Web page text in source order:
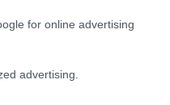
for online advertising
advertising.
nagyon
a